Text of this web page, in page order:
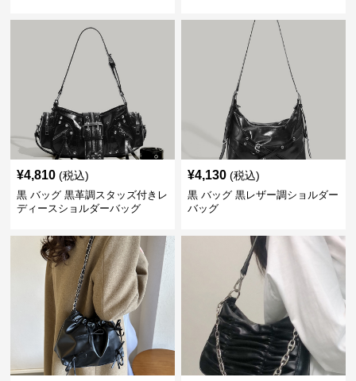
¥4,810 (税込)
黒 バッグ 黒革調スタッズ付きレ
ディースショルダーバッグ
¥4,130 (税込)
黒 バッグ 黒レザー調ショルダー
バッグ